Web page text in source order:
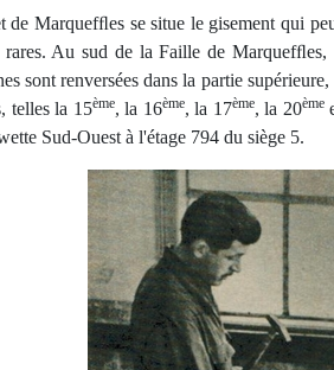
Marquefﬂes se situe le gisement qui
rares. Au sud de la Faille de
sont renversées dans la partie
telles la 15ème, la 16ème, la 17ème, la 20ème
Sud-Ouest à l'étage 794 du siège 5.